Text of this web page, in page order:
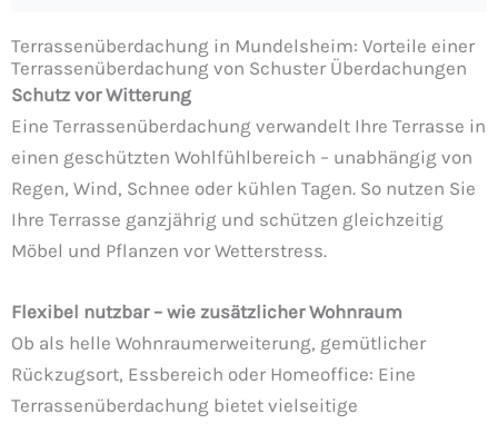
Terrassenüberdachung in Mundelsheim: Vorteile einer
Terrassenüberdachung von Schuster Überdachungen
Schutz vor Witterung
Eine Terrassenüberdachung verwandelt Ihre Terrasse in
einen geschützten Wohlfühlbereich – unabhängig von
Regen, Wind, Schnee oder kühlen Tagen. So nutzen Sie
Ihre Terrasse ganzjährig und schützen gleichzeitig
Möbel und Pflanzen vor Wetterstress.
Flexibel nutzbar – wie zusätzlicher Wohnraum
Ob als helle Wohnraumerweiterung, gemütlicher
Rückzugsort, Essbereich oder Homeoffice: Eine
Terrassenüberdachung bietet vielseitige